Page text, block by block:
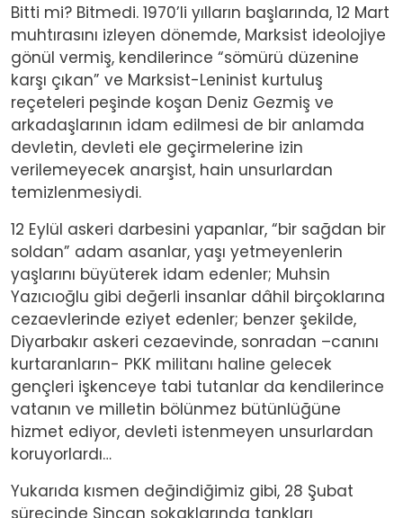
Bitti mi? Bitmedi. 1970’li yılların başlarında, 12 Mart
muhtırasını izleyen dönemde, Marksist ideolojiye
gönül vermiş, kendilerince “sömürü düzenine
karşı çıkan” ve Marksist-Leninist kurtuluş
reçeteleri peşinde koşan Deniz Gezmiş ve
arkadaşlarının idam edilmesi de bir anlamda
devletin, devleti ele geçirmelerine izin
verilemeyecek anarşist, hain unsurlardan
temizlenmesiydi.
12 Eylül askeri darbesini yapanlar, “bir sağdan bir
soldan” adam asanlar, yaşı yetmeyenlerin
yaşlarını büyüterek idam edenler; Muhsin
Yazıcıoğlu gibi değerli insanlar dâhil birçoklarına
cezaevlerinde eziyet edenler; benzer şekilde,
Diyarbakır askeri cezaevinde, sonradan –canını
kurtaranların- PKK militanı haline gelecek
gençleri işkenceye tabi tutanlar da kendilerince
vatanın ve milletin bölünmez bütünlüğüne
hizmet ediyor, devleti istenmeyen unsurlardan
koruyorlardı…
Yukarıda kısmen değindiğimiz gibi, 28 Şubat
sürecinde Sincan sokaklarında tankları